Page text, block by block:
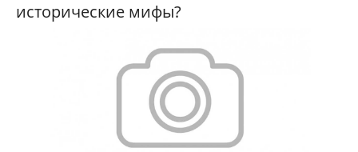
исторические мифы?